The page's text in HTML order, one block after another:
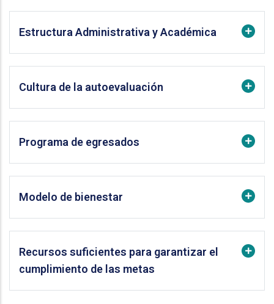
Estructura Administrativa y Académica
Cultura de la autoevaluación
Programa de egresados
Modelo de bienestar
Recursos suficientes para garantizar el
cumplimiento de las metas